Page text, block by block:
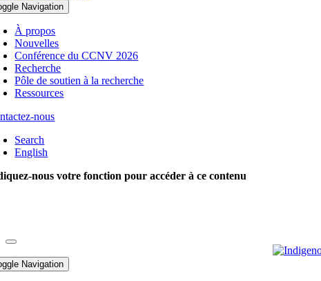
Navigation
À propos
Nouvelles
Conférence du CCNV 2026
Recherche
Pôle de soutien à la recherche
Ressources
nous
Search
English
nous votre fonction pour accéder à ce contenu
Navigation